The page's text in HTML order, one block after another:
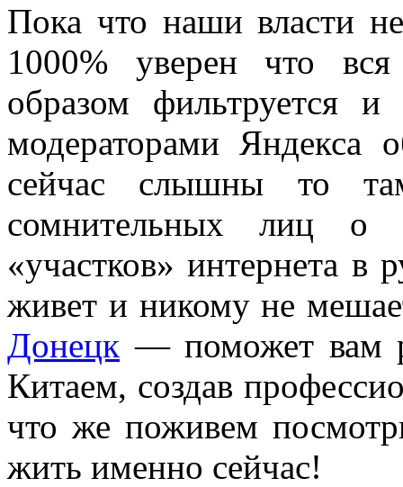
Пока что наши власти
1000% уверен что
образом фильтруется и
модераторами Яндекса
сейчас слышны то
сомнительных лиц о
«участков» интернета в
живет и никому не
Донецк — поможет вам
Китаем, создав
что же поживем
жить именно сейчас!